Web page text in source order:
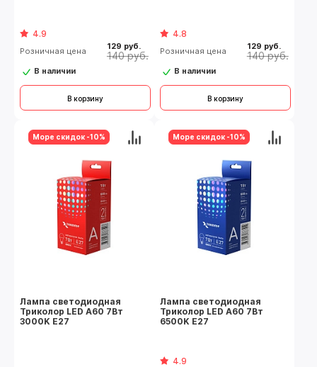
4.9
Розничная цена 129 руб.
140 руб.
В наличии
В корзину
4.8
Розничная цена 129 руб.
140 руб.
В наличии
В корзину
Лампа светодиодная
Триколор LED А60 7Вт
3000K E27
Море скидок -10%
Лампа светодиодная
Триколор LED А60 7Вт
6500K E27
4.9
Море скидок -10%